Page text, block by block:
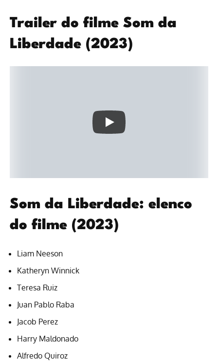
Trailer do filme Som da
Liberdade (2023)
Som da Liberdade: elenco
do filme (2023)
Liam Neeson
Katheryn Winnick
Teresa Ruiz
Juan Pablo Raba
Jacob Perez
Harry Maldonado
Alfredo Quiroz